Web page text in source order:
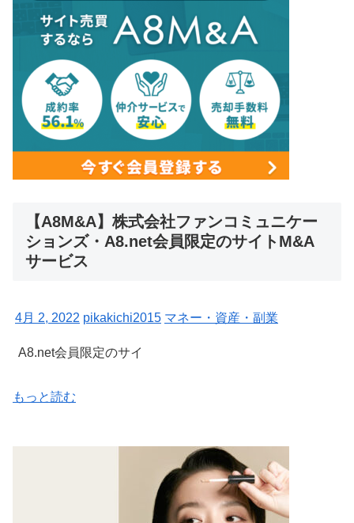
【A8M&A】株式会社ファンコミュニケー
ションズ・A8.net会員限定のサイトM&A
サービス
4月 2, 2022 pikakichi2015 マネー・資産・副業
A8.net会員限定のサイ
もっと読む